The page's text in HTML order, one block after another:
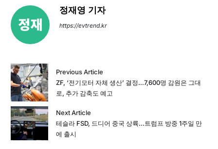
정재영 기자
https://evtrend.kr
Previous Article
ZF, ‘전기모터 자체 생산’ 결정…7,600명 감원은 그대
로, 추가 감축도 예고
Next Article
테슬라 FSD, 드디어 중국 상륙…트럼프 방중 1주일 만
에 출시